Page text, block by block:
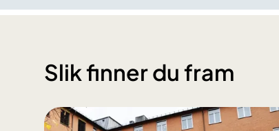
Slik finner du fram